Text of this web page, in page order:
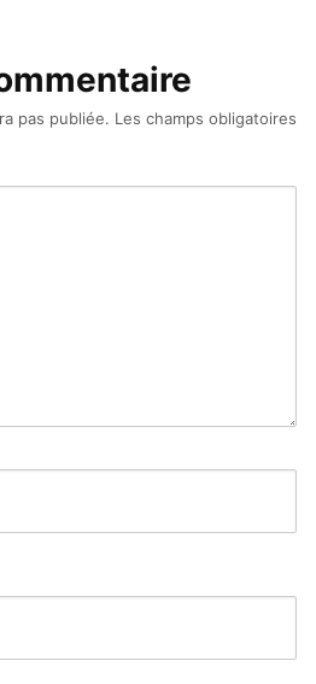
pas publiée. Les champs obligatoires